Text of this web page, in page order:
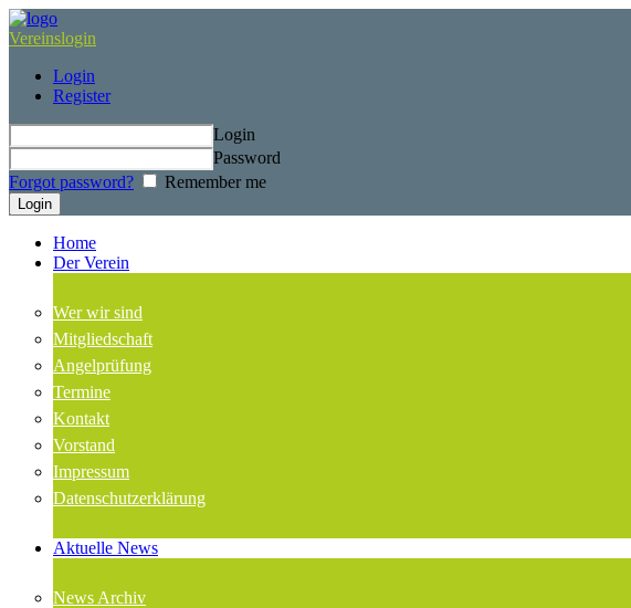
Vereinslogin
Login
Register
Login
Password
Forgot password?
Remember me
Home
Der Verein
Wer wir sind
Mitgliedschaft
Angelprüfung
Termine
Kontakt
Vorstand
Impressum
Datenschutzerklärung
Aktuelle News
News Archiv